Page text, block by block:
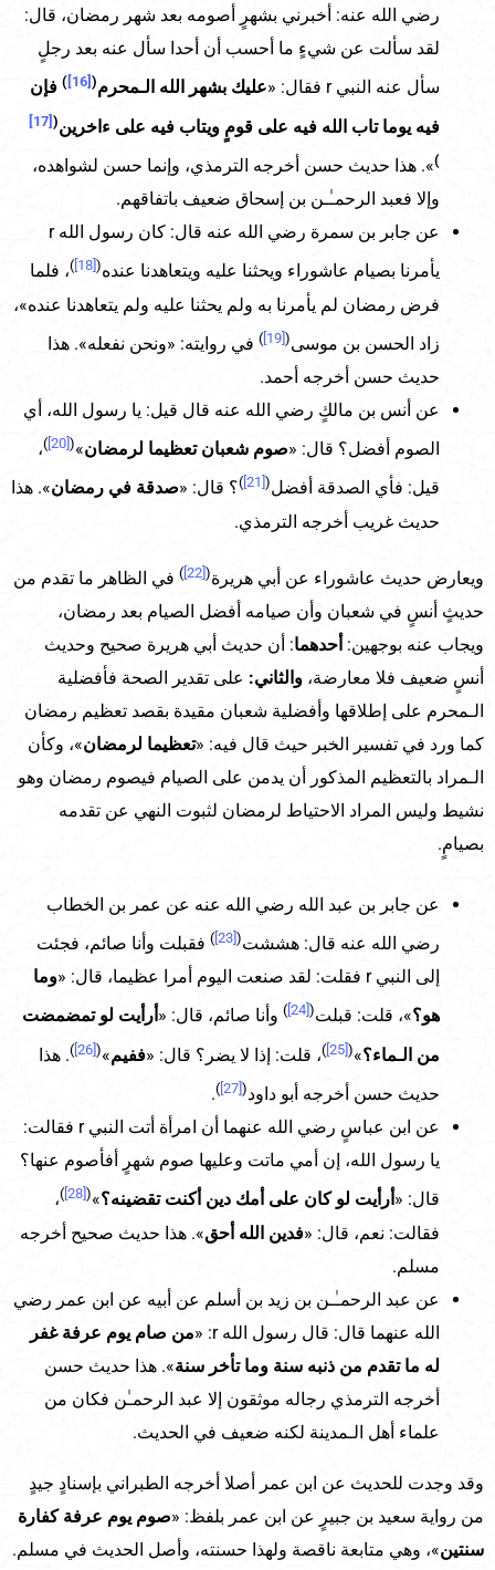
رضي الله عنه: أخبرني بشهرٍ أصومه بعد شهر رمضان، قال:
لقد سألت عن شيءٍ ما أحسب أن أحدا سأل عنه بعد رجلٍ
سأل عنه النبي r فقال: «
عليك بشهر الله الـمحرم(
[16]
) فإن
فيه يوما تاب الله فيه على قومٍ ويتاب فيه على ءاخرين(
[17]
)». هذا حديث حسن أخرجه الترمذي، وإنما حسن لشواهده،
وإلا فعبد الرحمـٰـن بن إسحاق ضعيف باتفاقهم.
عن جابر بن سمرة رضي الله عنه قال: كان رسول الله r
يأمرنا بصيام عاشوراء ويحثنا عليه ويتعاهدنا عنده(
)، فلما
فرض رمضان لم يأمرنا به ولم يحثنا عليه ولم يتعاهدنا عنده»،
زاد الحسن بن موسى(
[19]
) في روايته: «ونحن نفعله». هذا
حديث حسن أخرجه أحمد.
عن أنس بن مالكٍ رضي الله عنه قال قيل: يا رسول الله، أي
الصوم أفضل؟ قال: «صوم شعبان تعظيما لرمضان»
(
)،
قيل: فأي الصدقة أفضل(
)؟ قال: «صدقة في رمضان». هذا
حديث غريب أخرجه الترمذي.
ويعارض حديث عاشوراء عن أبي هريرة(
[22]
) في الظاهر ما تقدم من
حديثٍ أنسٍ في شعبان وأن صيامه أفضل الصيام بعد رمضان،
ويجاب عنه بوجهين: أحدهما: أن حديث أبي هريرة صحيح وحديث
أنسٍ ضعيف فلا معارضة، والثاني: على تقدير الصحة فأفضلية
الـمحرم على إطلاقها وأفضلية شعبان مقيدة بقصد تعظيم رمضان
كما ورد في تفسير الخبر حيث قال فيه: «تعظيما لرمضان»، وكأن
الـمراد بالتعظيم المذكور أن يدمن على الصيام فيصوم رمضان وهو
نشيط وليس المراد الاحتياط لرمضان لثبوت النهي عن تقدمه
بصيامٍ.
عن جابر بن عبد الله رضي الله عنه عن عمر بن الخطاب
رضي الله عنه قال: هششت(
) فقبلت وأنا صائم، فجئت
إلى النبي r فقلت: لقد صنعت اليوم أمرا عظيما، قال: «
وما
هو؟»، قلت: قبلت(
) وأنا صائم، قال: « أرأيت لو تمضمضت
من الـماء؟»
(
[25]
)، قلت: إذا لا يضر؟ قال: «ففيم»
(
[26]
). هذا
حديث حسن أخرجه أبو داود(
)
.
عن ابن عباسٍ رضي الله عنهما أن امرأة أتت النبي r فقالت:
يا رسول الله، إن أمي ماتت وعليها صوم شهرٍ أفأصوم عنها؟
قال: « أرأيت لو كان على أمك دين أكنت تقضينه؟»
(
)،
فقالت: نعم، قال: «فدين الله أحق». هذا حديث صحيح أخرجه
مسلم.
عن عبد الرحمـٰـن بن زيد بن أسلم عن أبيه عن ابن عمر رضي
الله عنهما قال: قال رسول الله r: «
من صام يوم عرفة غفر
له ما تقدم من ذنبه سنة وما تأخر سنة». هذا حديث حسن
أخرجه الترمذي رجاله موثقون إلا عبد الرحمـٰن فكان من
علماء أهل الـمدينة لكنه ضعيف في الحديث.
وقد وجدت للحديث عن ابن عمر أصلا أخرجه الطبراني بإسنادٍ جيدٍ
من رواية سعيد بن جبيرٍ عن ابن عمر بلفظ: «صوم يوم عرفة كفارة
سنتين»، وهي متابعة ناقصة ولهذا حسنته، وأصل الحديث في مسلم.